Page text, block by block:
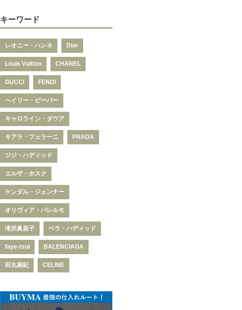
キーワード
レオニー・ハンネ Dior
Louis Vuitton CHANEL
GUCCI FENDI
ヘイリー・ビーバー
キャロライン・ダウア
キアラ・フェラーニ PRADA
ジジ・ハディッド
エルザ・ホスク
ケンダル・ジェンナー
オリヴィア・パレルモ
滝沢眞規子 ベラ・ハディッド
faye-tsui BALENCIAGA
田丸麻紀 CELINE